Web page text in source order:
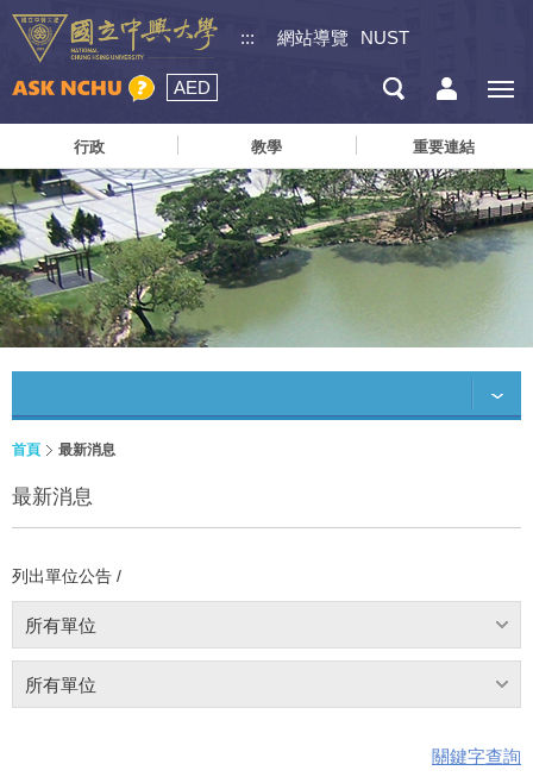
::: 網站導覽 NUST
AED
行政 教學 重要連結
首頁 最新消息
最新消息
列出單位公告 /
所有單位
所有單位
關鍵字查詢